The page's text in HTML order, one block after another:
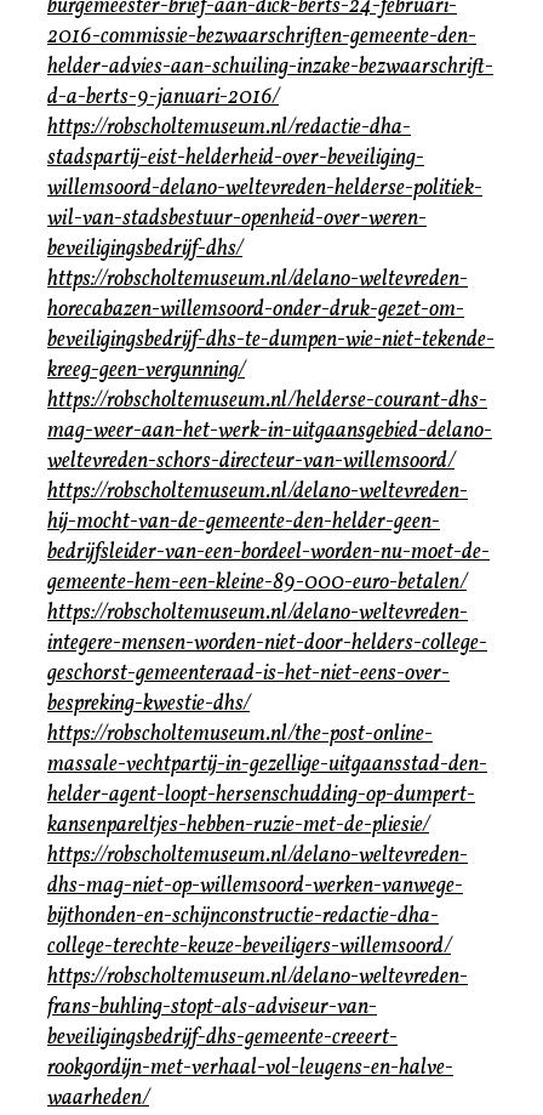
burgemeester-brief-aan-dick-berts-24-februari-
2016-commissie-bezwaarschriften-gemeente-den-
helder-advies-aan-schuiling-inzake-bezwaarschrift-
d-a-berts-9-januari-2016/
https://robscholtemuseum.nl/redactie-dha-
stadspartij-eist-helderheid-over-beveiliging-
willemsoord-delano-weltevreden-helderse-politiek-
wil-van-stadsbestuur-openheid-over-weren-
beveiligingsbedrijf-dhs/
https://robscholtemuseum.nl/delano-weltevreden-
horecabazen-willemsoord-onder-druk-gezet-om-
beveiligingsbedrijf-dhs-te-dumpen-wie-niet-tekende-
kreeg-geen-vergunning/
https://robscholtemuseum.nl/helderse-courant-dhs-
mag-weer-aan-het-werk-in-uitgaansgebied-delano-
weltevreden-schors-directeur-van-willemsoord/
https://robscholtemuseum.nl/delano-weltevreden-
hij-mocht-van-de-gemeente-den-helder-geen-
bedrijfsleider-van-een-bordeel-worden-nu-moet-de-
gemeente-hem-een-kleine-89-000-euro-betalen/
https://robscholtemuseum.nl/delano-weltevreden-
integere-mensen-worden-niet-door-helders-college-
geschorst-gemeenteraad-is-het-niet-eens-over-
bespreking-kwestie-dhs/
https://robscholtemuseum.nl/the-post-online-
massale-vechtpartij-in-gezellige-uitgaansstad-den-
helder-agent-loopt-hersenschudding-op-dumpert-
kansenpareltjes-hebben-ruzie-met-de-pliesie/
https://robscholtemuseum.nl/delano-weltevreden-
dhs-mag-niet-op-willemsoord-werken-vanwege-
bijthonden-en-schijnconstructie-redactie-dha-
college-terechte-keuze-beveiligers-willemsoord/
https://robscholtemuseum.nl/delano-weltevreden-
frans-buhling-stopt-als-adviseur-van-
beveiligingsbedrijf-dhs-gemeente-creeert-
rookgordijn-met-verhaal-vol-leugens-en-halve-
waarheden/